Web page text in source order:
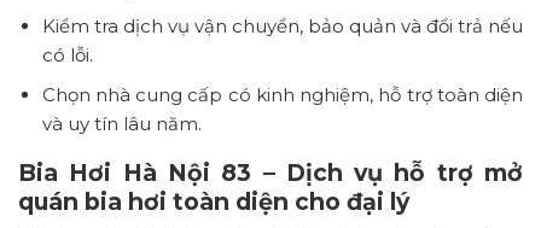
Kiểm tra dịch vụ vận chuyển, bảo quản và đổi trả nếu
có lỗi.
Chọn nhà cung cấp có kinh nghiệm, hỗ trợ toàn diện
và uy tín lâu năm.
Bia Hơi Hà Nội 83 – Dịch vụ hỗ trợ mở
quán bia hơi toàn diện cho đại lý